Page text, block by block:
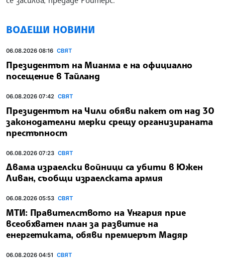
ВОДЕЩИ НОВИНИ
06.08.2026 08:16 СВЯТ
Президентът на Мианма е на официално
посещение в Тайланд
06.08.2026 07:42 СВЯТ
Президентът на Чили обяви пакет от над 30
законодателни мерки срещу организираната
престъпност
06.08.2026 07:23 СВЯТ
Двама израелски войници са убити в Южен
Ливан, съобщи израелската армия
06.08.2026 05:53 СВЯТ
МТИ: Правителството на Унгария прие
всеобхватен план за развитие на
енергетиката, обяви премиерът Мадяр
06.08.2026 04:51 СВЯТ